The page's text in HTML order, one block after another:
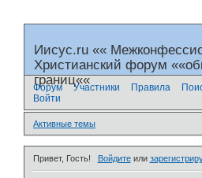
Иисус.ru ««
Христианский форум
границ««
Форум Участники Правила
Войти
Активные темы
Привет, Гость! Войдитеили